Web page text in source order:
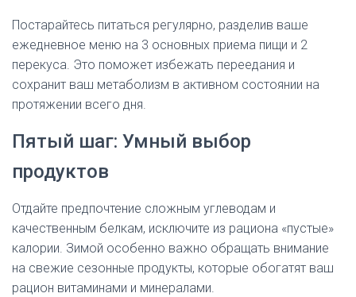
Постарайтесь питаться регулярно, разделив ваше
ежедневное меню на 3 основных приема пищи и 2
перекуса. Это поможет избежать переедания и
сохранит ваш метаболизм в активном состоянии на
протяжении всего дня.
Пятый шаг: Умный выбор
продуктов
Отдайте предпочтение сложным углеводам и
качественным белкам, исключите из рациона «пустые»
калории. Зимой особенно важно обращать внимание
на свежие сезонные продукты, которые обогатят ваш
рацион витаминами и минералами.